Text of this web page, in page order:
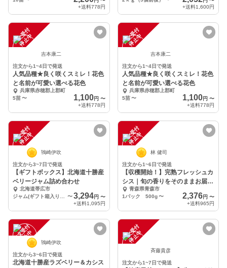
+送料778円
+送料1,600円
注
文
受
付
停
止
中
吉本康二
注文から1~4日で発送
人気品種★良く咲くスミレ！花色
と名前が可愛い選べる花色
兵庫県赤穂郡上郡町
5苗〜 1,100円 〜
+送料778円
注
文
受
付
停
止
中
吉本康二
注文から1~4日で発送
人気品種★良く咲くスミレ！花色
と名前が可愛い選べる花色
兵庫県赤穂郡上郡町
5苗 〜 1,100円 〜
+送料778円
注
文
受
付
停
止
中
鴇崎伊吹
注文から3~7日で発送
【ギフトボックス】北海道十勝産
ベリージャム詰め合わせ
北海道帯広市
〜 3,294円 〜
+送料1,095円
注
文
受
付
停
止
中
林 健司
注文から1~6日で発送
【収穫開始！】完熟フレッシュカ
シス｜旬の香りをそのままお届
け！青森県青森市
1パック 500g 〜 2,376円 〜
+送料965円
注
文
受
付
停
止
中 鴇崎伊吹
注文から3~6日で発送
北海道十勝産ラズベリー＆カシス
注
文
受
付
停
止
中
斉藤貴彦
注文から1~7日で発送